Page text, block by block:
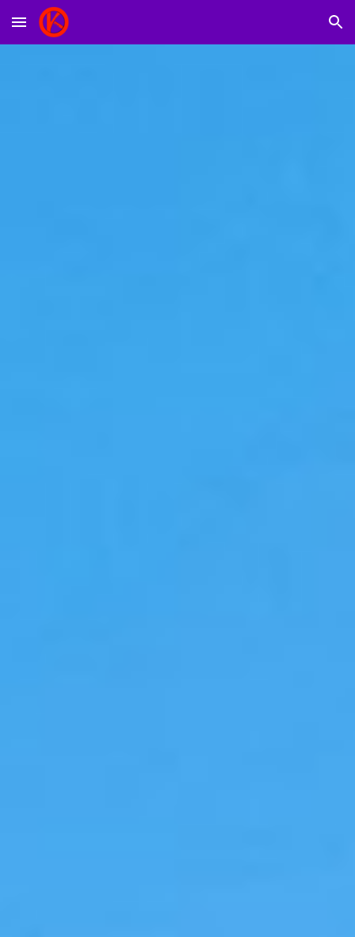
Skip to main content Skip to navigation